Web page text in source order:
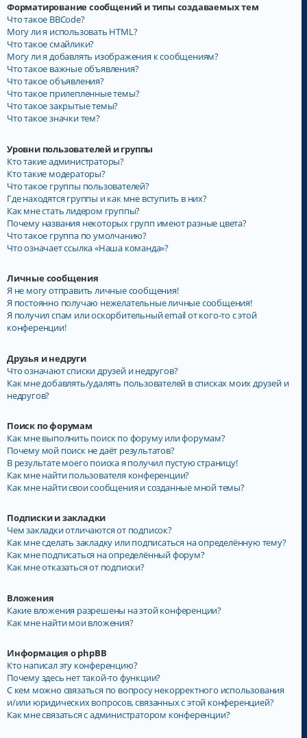
Форматирование сообщений и типы создаваемых тем
Что такое BBCode?
Могу ли я использовать HTML?
Что такое смайлики?
Могу ли я добавлять изображения к сообщениям?
Что такое важные объявления?
Что такое объявления?
Что такое прилепленные темы?
Что такое закрытые темы?
Что такое значки тем?
Уровни пользователей и группы
Кто такие администраторы?
Кто такие модераторы?
Что такое группы пользователей?
Где находятся группы и как мне вступить в них?
Как мне стать лидером группы?
Почему названия некоторых групп имеют разные цвета?
Что такое группа по умолчанию?
Что означает ссылка «Наша команда»?
Личные сообщения
Я не могу отправить личные сообщения!
Я постоянно получаю нежелательные личные сообщения!
Я получил спам или оскорбительный email от кого-то с этой
конференции!
Друзья и недруги
Что означают списки друзей и недругов?
Как мне добавлять/удалять пользователей в списках моих друзей и
недругов?
Поиск по форумам
Как мне выполнить поиск по форуму или форумам?
Почему мой поиск не даёт результатов?
В результате моего поиска я получил пустую страницу!
Как мне найти пользователя конференции?
Как мне найти свои сообщения и созданные мной темы?
Подписки и закладки
Чем закладки отличаются от подписок?
Как мне сделать закладку или подписаться на определённую тему?
Как мне подписаться на определённый форум?
Как мне отказаться от подписки?
Вложения
Какие вложения разрешены на этой конференции?
Как мне найти мои вложения?
Информация о phpBB
Кто написал эту конференцию?
Почему здесь нет такой-то функции?
С кем можно связаться по вопросу некорректного использования
и/или юридических вопросов, связанных с этой конференцией?
Как мне связаться с администратором конференции?